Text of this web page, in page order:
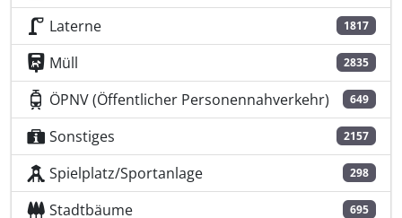
Laterne 1817
Müll 2835
ÖPNV (Öffentlicher Personennahverkehr) 649
Sonstiges 2157
Spielplatz/Sportanlage 298
Stadtbäume 695